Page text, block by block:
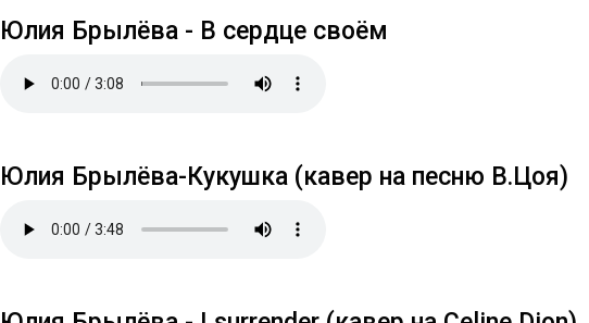
Юлия Брылёва - В сердце своём
Юлия Брылёва-Кукушка (кавер на песню В.Цоя)